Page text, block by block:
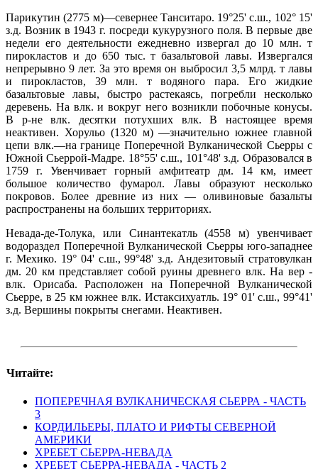
Парикутин (2775 м)—севернее Танситаро. 19°25' с.ш., 102° 15'
з.д. Возник в 1943 г. посреди кукурузного поля. В первые две
недели его деятельности ежедневно извергал до 10 млн. т
пирокластов и до 650 тыс. т базальтовой лавы. Извергался
непрерывно 9 лет. За это время он выбросил 3,5 млрд. т лавы
и пирокластов, 39 млн. т водяного пара. Его жидкие
базальтовые лавы, быстро растекаясь, погребли несколько
деревень. На влк. и вокруг него возникли побочные конусы.
В р-не влк. десятки потухших влк. В настоящее время
неактивен. Хорульо (1320 м) —значительно южнее главной
цепи влк.—на границе Поперечной Вулканической Сьерры с
Южной Сьеррой-Мадре. 18°55' с.ш., 101°48' з.д. Образовался в
1759 г. Увенчивает горный амфитеатр дм. 14 км, имеет
большое количество фумарол. Лавы образуют несколько
покровов. Более древние из них — оливиновые базальты
распространены на больших территориях.
Невада-де-Толука, или Синантекатль (4558 м) увенчивает
водораздел Поперечной Вулканической Сьерры юго-западнее
г. Мехико. 19° 04' с.ш., 99°48' з.д. Андезитовый стратовулкан
дм. 20 км представляет собой руины древнего влк. На вер -
влк. Орисаба. Расположен на Поперечной Вулканической
Сьерре, в 25 км южнее влк. Истаксихуатль. 19° 01' с.ш., 99°41'
з.д. Вершины покрыты снегами. Неактивен.
Читайте:
ПОПЕРЕЧНАЯ ВУЛКАНИЧЕСКАЯ СЬЕРРА - ЧАСТЬ
3
КОРДИЛЬЕРЫ, ПЛАТО И РИФТЫ СЕВЕРНОЙ
АМЕРИКИ
ХРЕБЕТ СЬЕРРА-НЕВАДА
ХРЕБЕТ СЬЕРРА-НЕВАДА - ЧАСТЬ 2